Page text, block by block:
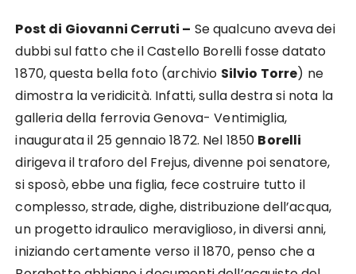
Post di Giovanni Cerruti – Se qualcuno aveva dei
dubbi sul fatto che il Castello Borelli fosse datato
1870, questa bella foto (archivio Silvio Torre) ne
dimostra la veridicità. Infatti, sulla destra si nota la
galleria della ferrovia Genova- Ventimiglia,
inaugurata il 25 gennaio 1872. Nel 1850 Borelli
dirigeva il traforo del Frejus, divenne poi senatore,
si sposò, ebbe una figlia, fece costruire tutto il
complesso, strade, dighe, distribuzione dell’acqua,
un progetto idraulico meraviglioso, in diversi anni,
iniziando certamente verso il 1870, penso che a